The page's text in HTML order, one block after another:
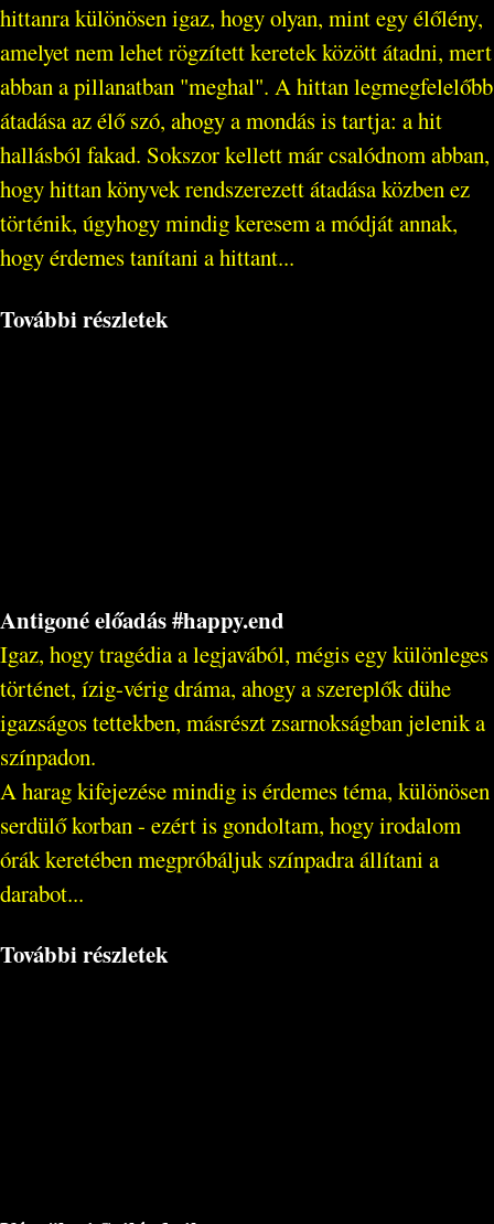
hittanra különösen igaz, hogy olyan, mint egy élőlény,
amelyet nem lehet rögzített keretek között átadni, mert
abban a pillanatban "meghal". A hittan legmegfelelőbb
átadása az élő szó, ahogy a mondás is tartja: a hit
hallásból fakad. Sokszor kellett már csalódnom abban,
hogy hittan könyvek rendszerezett átadása közben ez
történik, úgyhogy mindig keresem a módját annak,
hogy érdemes tanítani a hittant...
További részletek
Antigoné előadás #happy.end
Igaz, hogy tragédia a legjavából, mégis egy különleges
történet, ízig-vérig dráma, ahogy a szereplők dühe
igazságos tettekben, másrészt zsarnokságban jelenik a
színpadon.
A harag kifejezése mindig is érdemes téma, különösen
serdülő korban - ezért is gondoltam, hogy irodalom
órák keretében megpróbáljuk színpadra állítani a
darabot...
További részletek